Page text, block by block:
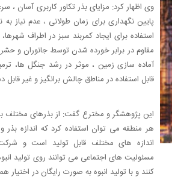
وی اظهار کرد: مزایای بذر تکاور کاربری آسان ،
پایین نگهداری برای زمان طولانی ، عدم نیاز
استفاده برای ایجاد کمربند سبز در اطراف
مقاوم در برابر خورده شدن توسط جانوران و
آماده سازی زمین ، موثر در رشد جنگل ها،
قابل استفاده در مناطق چالش برانگیز و غیر
این پژوهشگر و مخترع گفت: از بذرهای مختلف
هر منطقه می توان استفاده کرد که اندازه
اندازه های مختلف قابل تولید است و
مسئولیت های اجتماعی می توانند روی تولید
کنند و با تولید انبوه به صورت رایگان در اختیار